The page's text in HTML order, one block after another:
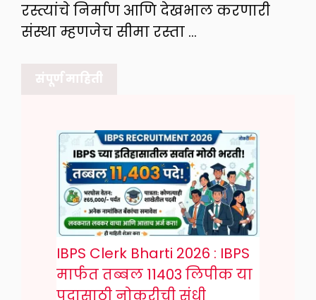
रस्त्यांचे निर्माण आणि देखभाल करणारी
संस्था म्हणजेच सीमा रस्ता …
संपूर्ण माहिती
IBPS Clerk Bharti 2026 : IBPS
मार्फत तब्बल 11403 लिपीक या
पदासाठी नोकरीची संधी